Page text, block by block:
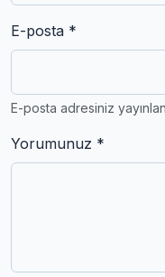
E-posta *
E-posta adresiniz
Yorumunuz *